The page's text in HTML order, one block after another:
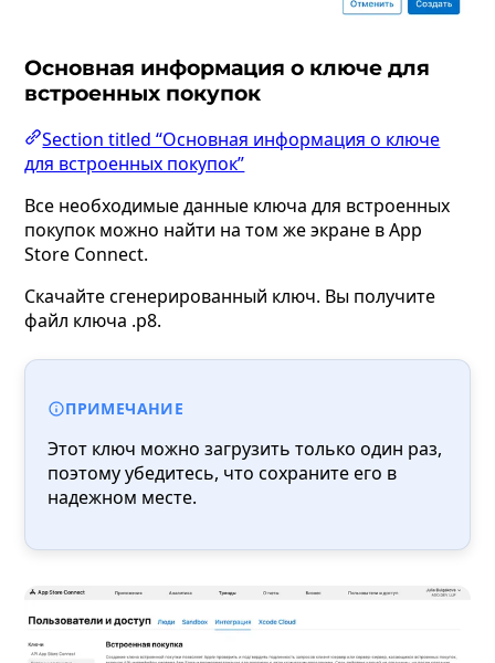
Основная информация о ключе для
встроенных покупок
Section titled “Основная информация о ключе
для встроенных покупок”
Все необходимые данные ключа для встроенных
покупок можно найти на том же экране в App
Store Connect.
Скачайте сгенерированный ключ. Вы получите
файл ключа .p8.
ПРИМЕЧАНИЕ
Этот ключ можно загрузить только один раз,
поэтому убедитесь, что сохраните его в
надежном месте.